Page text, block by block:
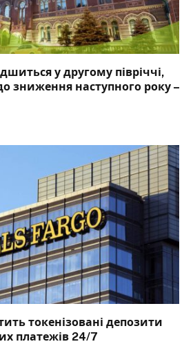
у другому півріччі,
зниження наступного року –
токенізовані депозити
платежів 24/7